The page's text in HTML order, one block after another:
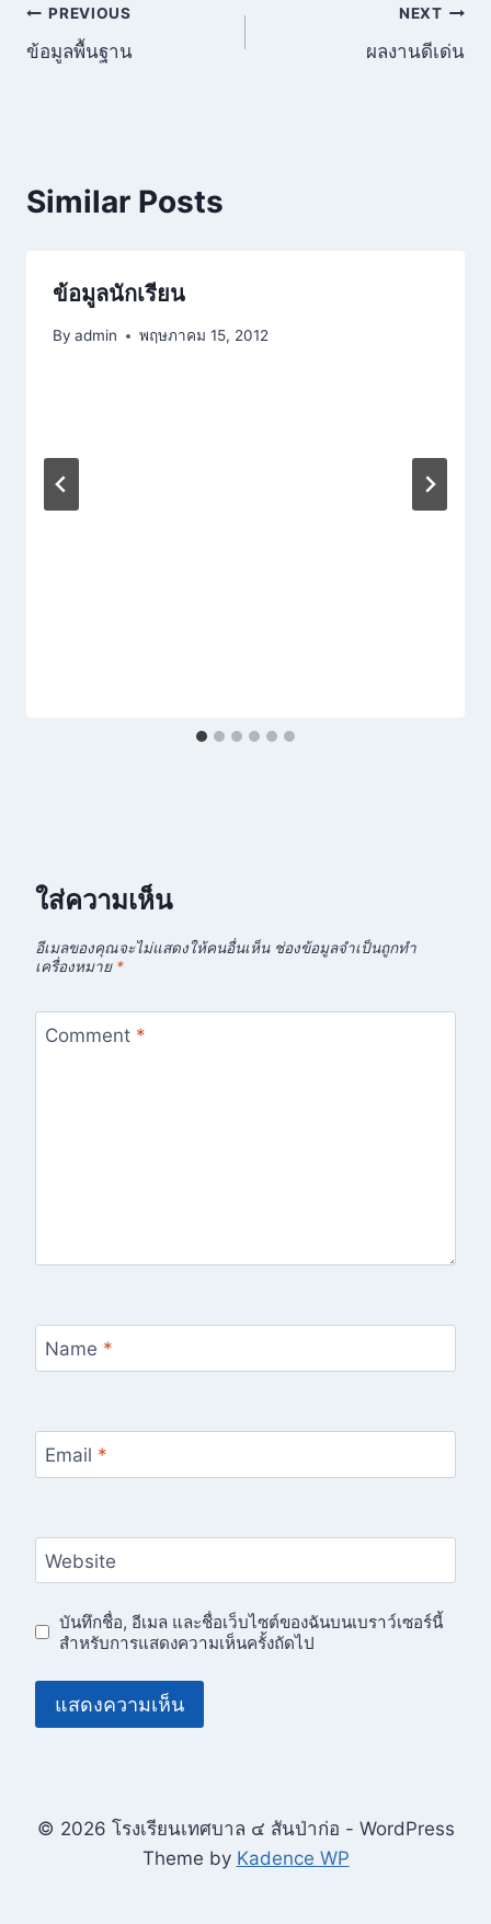
แนะแนว
เรื่อง
PREVIOUS
ข้อมูลพื้นฐาน
NEXT
ผลงานดีเด่น
Similar Posts
ข้อมูลนักเรียน
By admin พฤษภาคม 15, 2012
ใส่ความเห็น
อีเมลของคุณจะไม่แสดงให้คนอื่นเห็น ช่องข้อมูลจำเป็นถูกทำ
เครื่องหมาย *
Comment *
Name *
Email *
Website
บันทึกชื่อ, อีเมล และชื่อเว็บไซต์ของฉันบนเบราว์เซอร์นี้
สำหรับการแสดงความเห็นครั้งถัดไป
© 2026 โรงเรียนเทศบาล ๔ สันป่าก่อ - WordPress
Theme by Kadence WP